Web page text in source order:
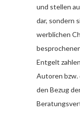
und stellen
dar, sondern
werblichen
Entgelt
Autoren bzw.
den Bezug